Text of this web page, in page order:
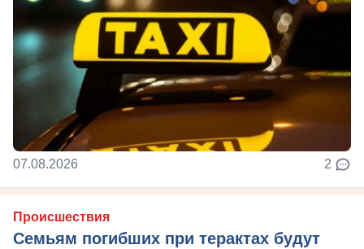
07.08.2026 2
Происшествия
Семьям погибших при терактах будут